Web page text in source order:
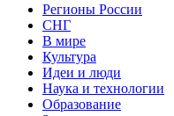
Регионы России
СНГ
В мире
Культура
Идеи и люди
Наука и технологии
Образование